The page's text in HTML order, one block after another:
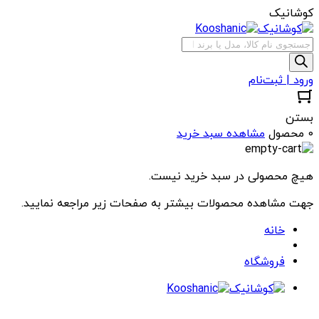
کوشانیک
جستجوی
محصولات
ورود | ثبت‌نام
بستن
0 محصول
مشاهده سبد خرید
هیچ محصولی در سبد خرید نیست.
جهت مشاهده محصولات بیشتر به صفحات زیر مراجعه نمایید.
خانه
فروشگاه